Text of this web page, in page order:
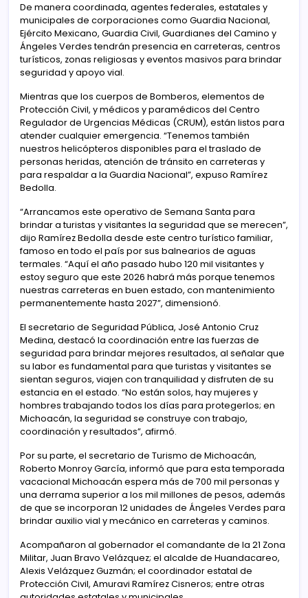
De manera coordinada, agentes federales, estatales y
municipales de corporaciones como Guardia Nacional,
Ejército Mexicano, Guardia Civil, Guardianes del Camino y
Ángeles Verdes tendrán presencia en carreteras, centros
turísticos, zonas religiosas y eventos masivos para brindar
seguridad y apoyo vial.
Mientras que los cuerpos de Bomberos, elementos de
Protección Civil, y médicos y paramédicos del Centro
Regulador de Urgencias Médicas (CRUM), están listos para
atender cualquier emergencia. “Tenemos también
nuestros helicópteros disponibles para el traslado de
personas heridas, atención de tránsito en carreteras y
para respaldar a la Guardia Nacional”, expuso Ramírez
Bedolla.
“Arrancamos este operativo de Semana Santa para
brindar a turistas y visitantes la seguridad que se merecen”,
dijo Ramírez Bedolla desde este centro turístico familiar,
famoso en todo el país por sus balnearios de aguas
termales. “Aquí el año pasado hubo 120 mil visitantes y
estoy seguro que este 2026 habrá más porque tenemos
nuestras carreteras en buen estado, con mantenimiento
permanentemente hasta 2027”, dimensionó.
El secretario de Seguridad Pública, José Antonio Cruz
Medina, destacó la coordinación entre las fuerzas de
seguridad para brindar mejores resultados, al señalar que
su labor es fundamental para que turistas y visitantes se
sientan seguros, viajen con tranquilidad y disfruten de su
estancia en el estado. “No están solos, hay mujeres y
hombres trabajando todos los días para protegerlos; en
Michoacán, la seguridad se construye con trabajo,
coordinación y resultados”, afirmó.
Por su parte, el secretario de Turismo de Michoacán,
Roberto Monroy García, informó que para esta temporada
vacacional Michoacán espera más de 700 mil personas y
una derrama superior a los mil millones de pesos, además
de que se incorporan 12 unidades de Ángeles Verdes para
brindar auxilio vial y mecánico en carreteras y caminos.
Acompañaron al gobernador el comandante de la 21 Zona
Militar, Juan Bravo Velázquez; el alcalde de Huandacareo,
Alexis Velázquez Guzmán; el coordinador estatal de
Protección Civil, Amuravi Ramírez Cisneros; entre otras